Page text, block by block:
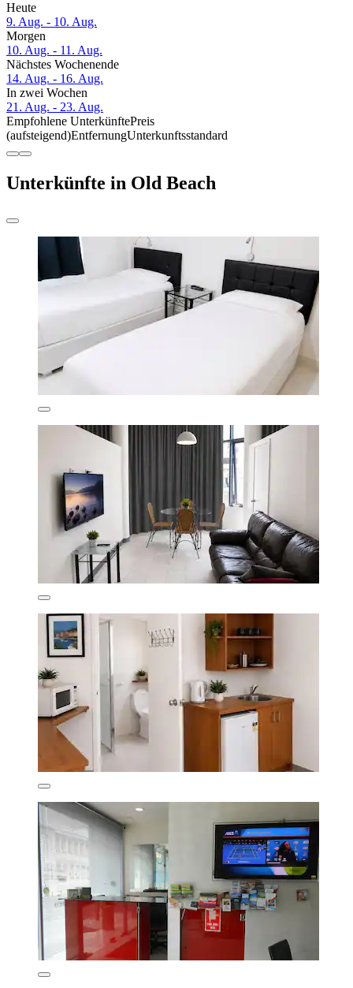
Heute
9. Aug. - 10. Aug.
Morgen
10. Aug. - 11. Aug.
Nächstes Wochenende
14. Aug. - 16. Aug.
In zwei Wochen
21. Aug. - 23. Aug.
Empfohlene UnterkünftePreis
(aufsteigend)EntfernungUnterkunftsstandard
Unterkünfte in Old Beach